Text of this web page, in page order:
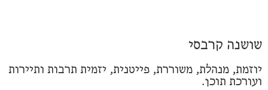
שושנה קרבסי
יוזמת, מנהלת, משוררת, פייטנית, יזמית תרבות ותיירות
ועורכת תוכן.